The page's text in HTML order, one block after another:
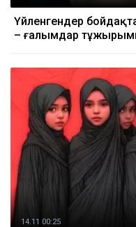
Үйленгендер
– ғалымдар
14.11 00:25